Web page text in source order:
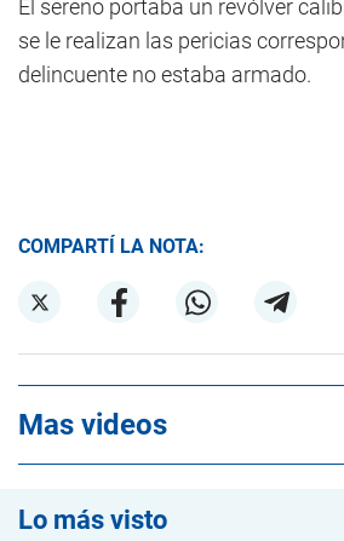
El sereno portaba un revólver
se le realizan las pericias
delincuente no estaba armado.
COMPARTÍ LA NOTA:
Mas videos
Lo más visto